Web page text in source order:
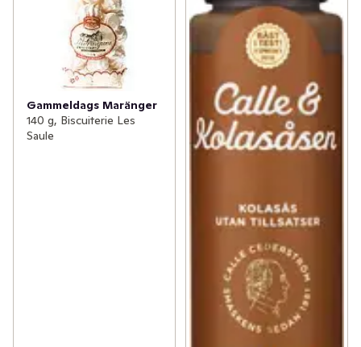
Gammeldags Maränger
140 g, Biscuiterie Les
Saule